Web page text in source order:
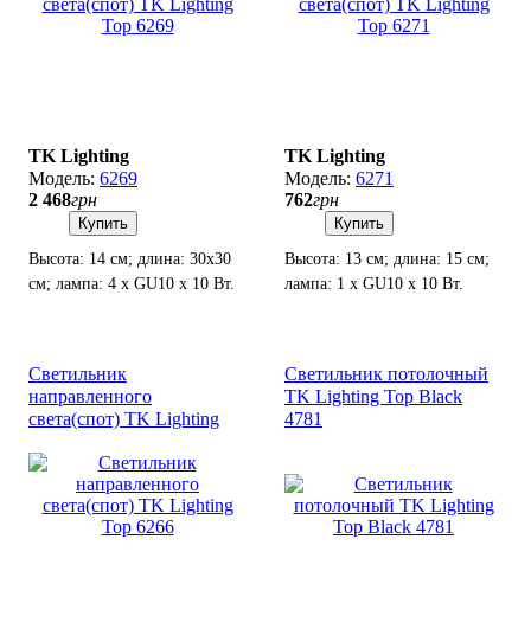
TK Lighting
6269
2 468грн
Купить
Высота: 14 см; длина: 30х30
см; лампа: 4 х GU10 х 10 Вт.
TK Lighting
6271
762грн
Купить
Высота: 13 см; длина: 15 см;
лампа: 1 х GU10 х 10 Вт.
Светильник
направленного
света(спот) TK Lighting
Светильник потолочный
TK Lighting Top Black
4781